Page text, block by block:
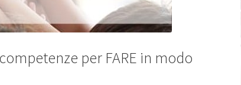
per FARE in modo